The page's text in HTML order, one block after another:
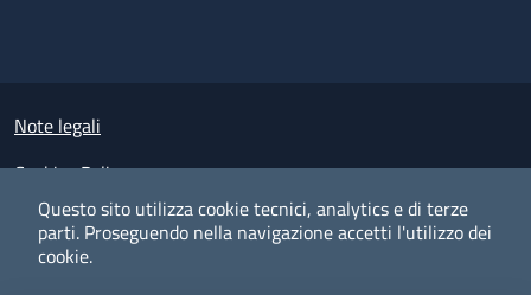
Questo sito utilizza cookie tecnici, analytics e di terze
parti. Proseguendo nella navigazione accetti l'utilizzo dei
cookie.
Small prints
Note legali
Cookies Policy
Policy privacy e protezione del dato personale
Albo pretorio on-line